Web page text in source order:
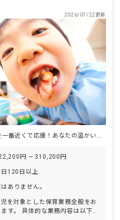
2026/07/22更新
子どもたちの成長を一番近くで応援！あなたの温かい心が輝く場所
円 ~ 310,200円
120日以上
ありません。
を対象とした保育業務全般をお
す。 具体的な業務内容は以下の